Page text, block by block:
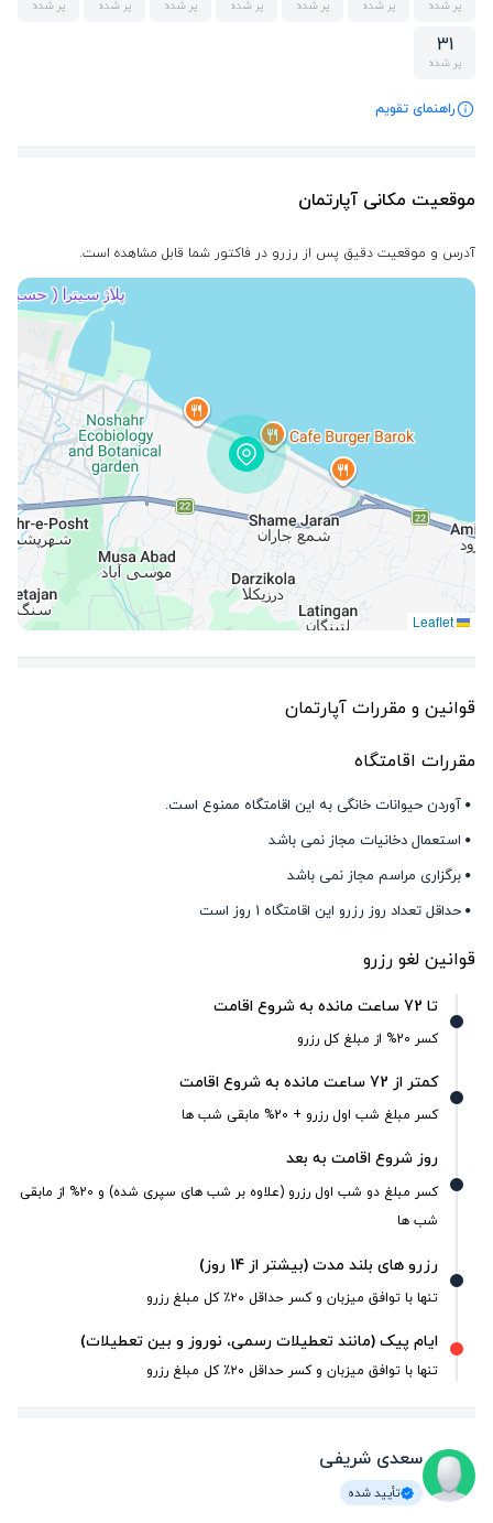
پر شده پر شده پر شده پر شده پر شده پر شده پر شده
31
پر شده
راهنمای تقویم
موقعیت مکانی آپارتمان
آدرس و موقعیت دقیق پس از رزرو در فاکتور شما قابل مشاهده است.
قوانین و مقررات آپارتمان
مقررات اقامتگاه
آوردن حیوانات خانگی به این اقامتگاه ممنوع است.
استعمال دخانیات مجاز نمی باشد
برگزاری مراسم مجاز نمی باشد
حداقل تعداد روز رزرو این اقامتگاه 1 روز است
قوانین لغو رزرو
تا 72 ساعت مانده به شروع اقامت
کسر 20% از مبلغ کل رزرو
کمتر از 72 ساعت مانده به شروع اقامت
کسر مبلغ شب اول رزرو + 20% مابقی شب ها
روز شروع اقامت به بعد
کسر مبلغ دو شب اول رزرو (علاوه بر شب های سپری شده) و 20% از مابقی
شب ها
رزرو های بلند مدت (بیشتر از 14 روز)
تنها با توافق میزبان و کسر حداقل ۲۰٪ کل مبلغ رزرو
ایام پیک (مانند تعطیلات رسمی، نوروز و بین تعطیلات)
تنها با توافق میزبان و کسر حداقل ۲۰٪ کل مبلغ رزرو
سعدی شریفی
تأیید شده